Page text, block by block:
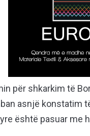
për shkarkim të
asnjë konstatim
është pasuar me